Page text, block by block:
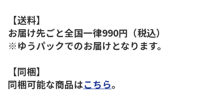
【送料】
お届け先ごと全国一律990円（税込）
※ゆうパックでのお届けとなります。
【同梱】
同梱可能な商品はこちら。